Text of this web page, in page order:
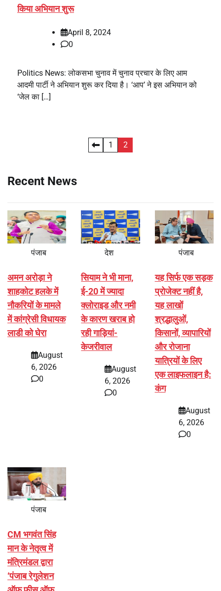
किया अभियान शुरू
April 8, 2024
0
Politics News: लोकसभा चुनाव में चुनाव प्रचार के लिए आम
आदमी पार्टी ने अभियान शुरू कर दिया है। ‘आप’ ने इस अभियान को
‘जेल का […]
1 2
Recent News
पंजाब
अमन अरोड़ा ने
शाहकोट हलके में
नौकरियों के मामले
में कांग्रेसी विधायक
लाडी को घेरा
August
6, 2026
0
देश
सियाम ने भी माना,
ई-20 में ज्यादा
क्लोराइड और नमी
के कारण खराब हो
रही गाड़ियां-
केजरीवाल
August
6, 2026
0
पंजाब
यह सिर्फ एक सड़क
प्रोजेक्ट नहीं है,
यह लाखों
श्रद्धालुओं,
किसानों, व्यापारियों
और रोजाना
यात्रियों के लिए
एक लाइफलाइन है:
कंग
August
6, 2026
0
पंजाब
CM भगवंत सिंह
मान के नेतृत्व में
मंत्रिमंडल द्वारा
‘पंजाब रेगुलेशन